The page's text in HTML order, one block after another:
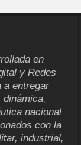
en
y Redes
a entregar
nacional
con la
industrial,